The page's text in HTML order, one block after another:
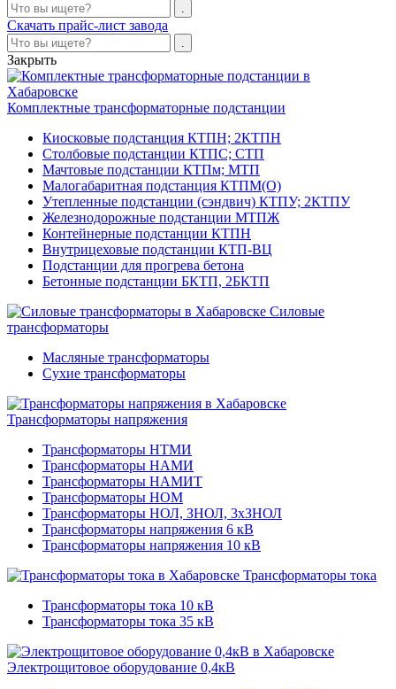
Скачать прайс-лист завода
Закрыть
Комплектные трансформаторные подстанции
Киосковые подстанция КТПН; 2КТПН
Столбовые подстанции КТПС; СТП
Мачтовые подстанции КТПм; МТП
Малогабаритная подстанция КТПМ(О)
Утепленные подстанции (сэндвич) КТПУ; 2КТПУ
Железнодорожные подстанции МТПЖ
Контейнерные подстанции КТПН
Внутрицеховые подстанции КТП-ВЦ
Подстанции для прогрева бетона
Бетонные подстанции БКТП, 2БКТП
Силовые
трансформаторы
Масляные трансформаторы
Сухие трансформаторы
Трансформаторы напряжения
Трансформаторы НТМИ
Трансформаторы НАМИ
Трансформаторы НАМИТ
Трансформаторы НОМ
Трансформаторы НОЛ, ЗНОЛ, 3хЗНОЛ
Трансформаторы напряжения 6 кВ
Трансформаторы напряжения 10 кВ
Трансформаторы тока
Трансформаторы тока 10 кВ
Трансформаторы тока 35 кВ
Электрощитовое оборудование 0,4кВ